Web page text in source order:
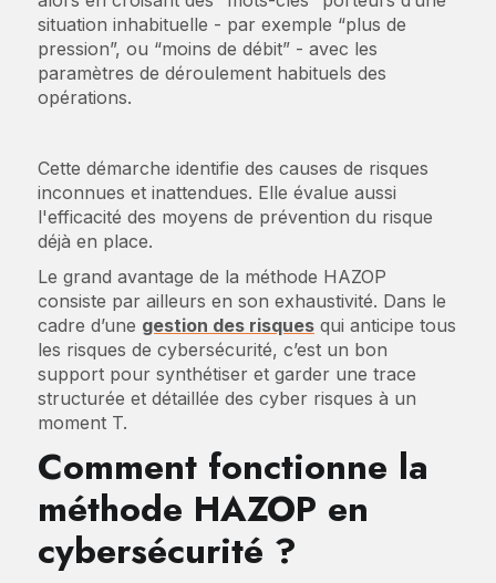
situation inhabituelle - par exemple “plus de
pression”, ou “moins de débit” - avec les
paramètres de déroulement habituels des
opérations.
Cette démarche identifie des causes de risques
inconnues et inattendues. Elle évalue aussi
l'efficacité des moyens de prévention du risque
déjà en place.
Le grand avantage de la méthode HAZOP
consiste par ailleurs en son exhaustivité. Dans le
cadre d’une gestion des risquesqui anticipe tous
les risques de cybersécurité, c’est un bon
support pour synthétiser et garder une trace
structurée et détaillée des cyber risques à un
moment T.
Comment fonctionne la
méthode HAZOP en
cybersécurité ?